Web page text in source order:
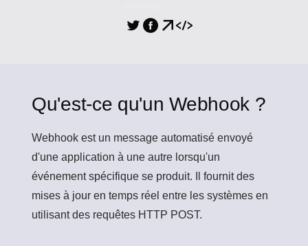
Qu'est-ce qu'un Webhook ?
Webhook est un message automatisé envoyé
d'une application à une autre lorsqu'un
événement spécifique se produit. Il fournit des
mises à jour en temps réel entre les systèmes en
utilisant des requêtes HTTP POST.